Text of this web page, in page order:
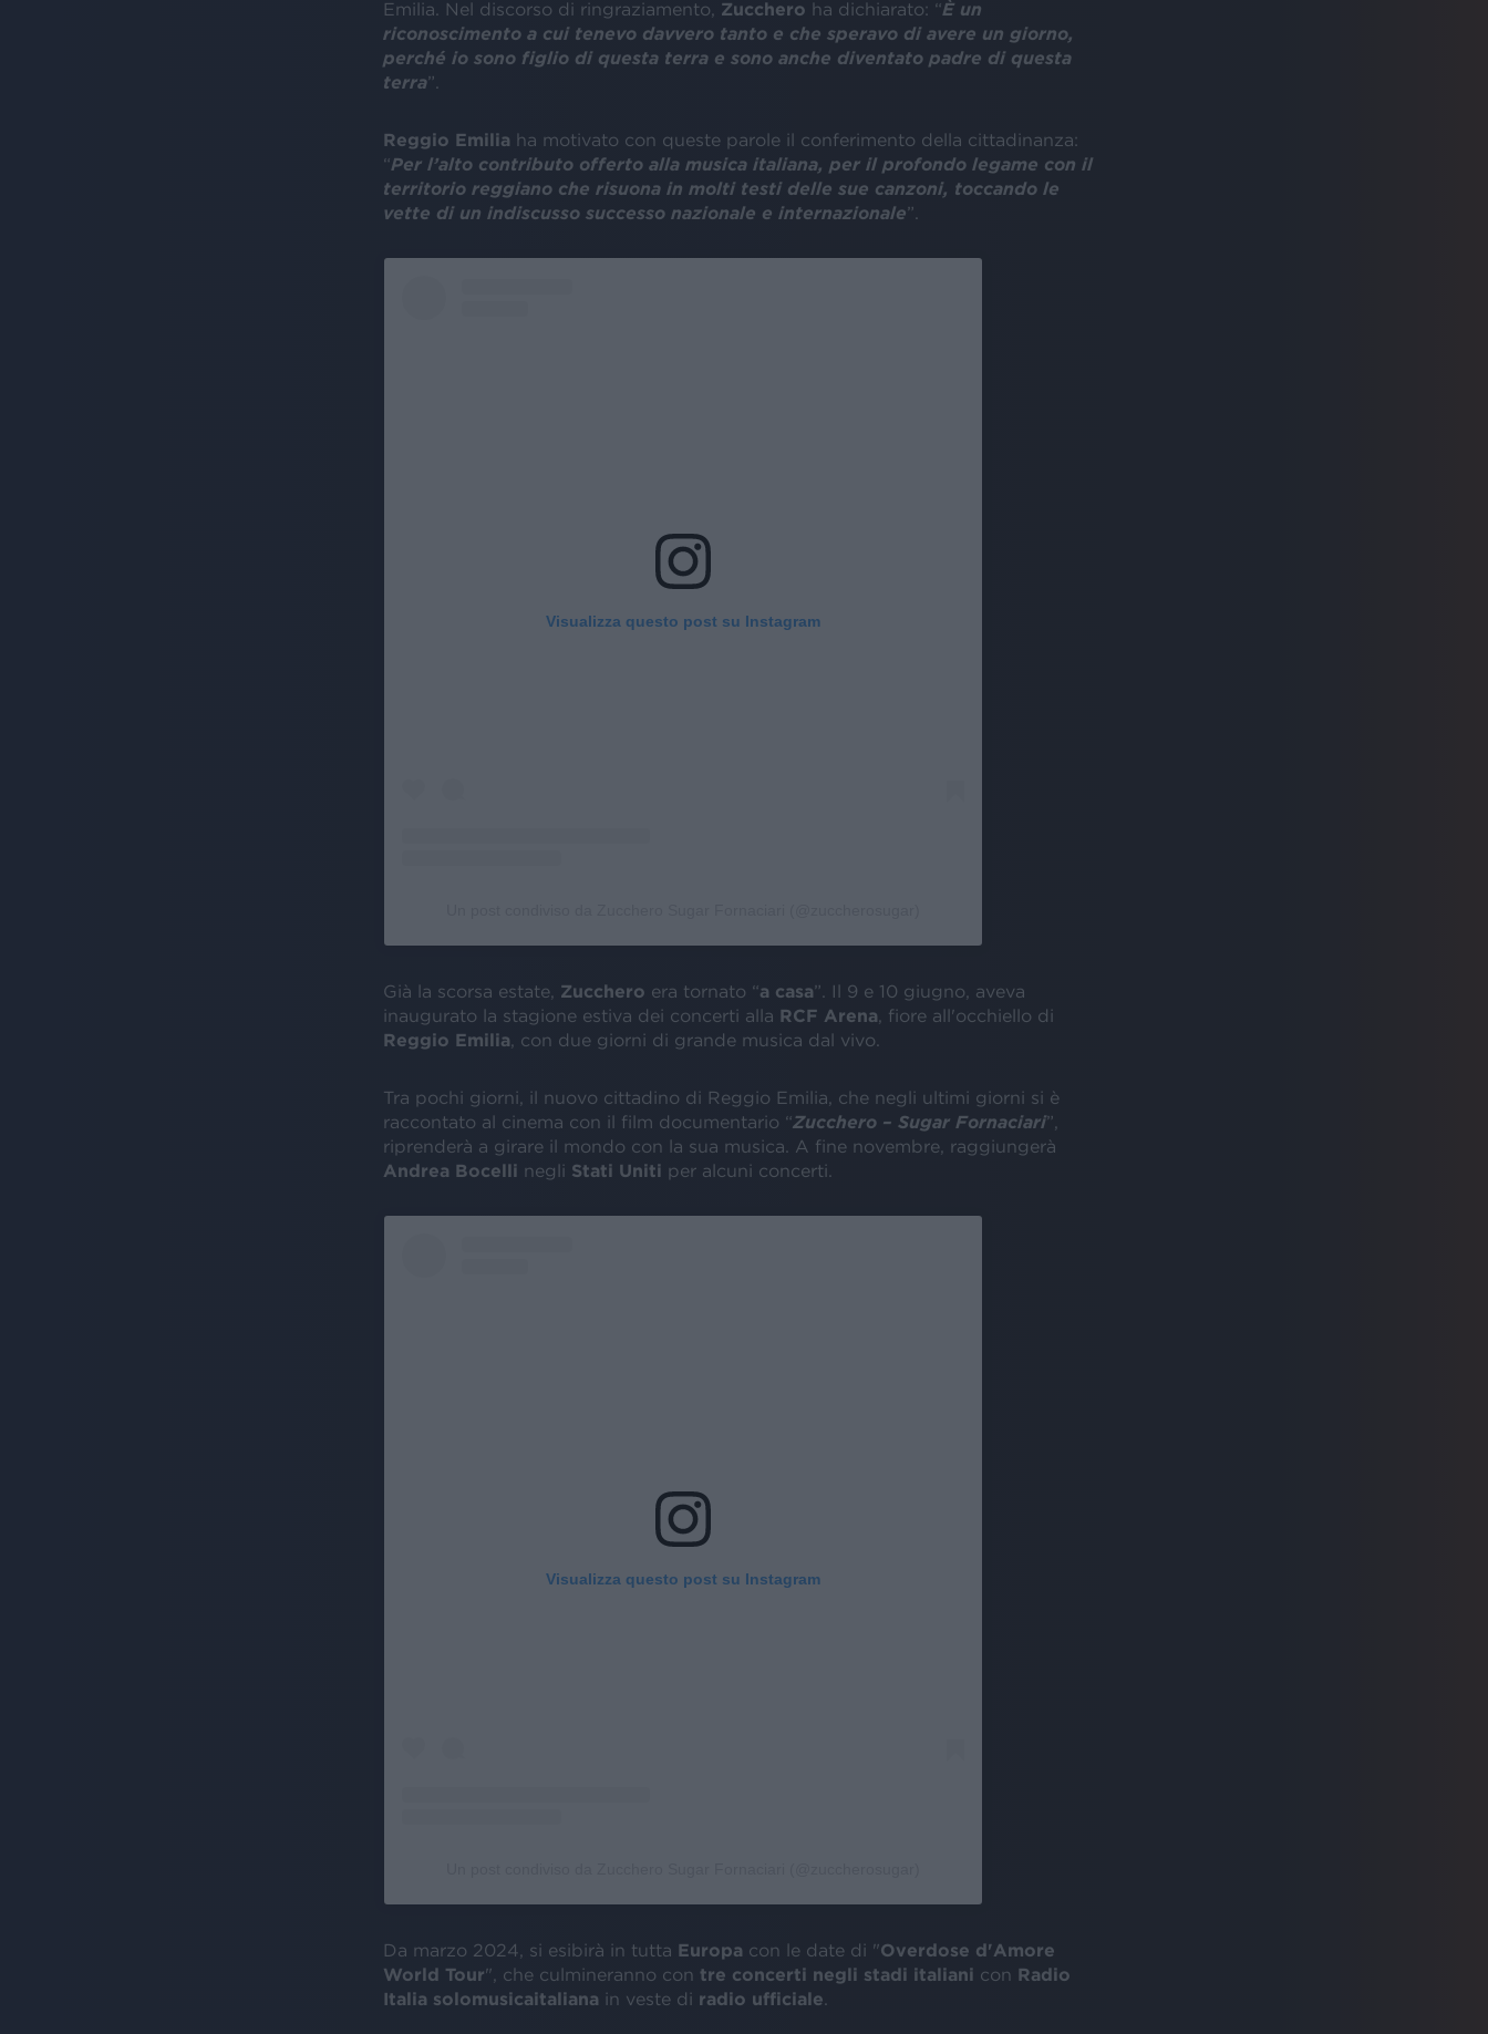
Emilia. Nel discorso di ringraziamento, Zucchero ha dichiarato: “È un
riconoscimento a cui tenevo davvero tanto e che speravo di avere un giorno,
perché io sono figlio di questa terra e sono anche diventato padre di questa
terra”.
Reggio Emilia ha motivato con queste parole il conferimento della cittadinanza:
“Per l’alto contributo offerto alla musica italiana, per il profondo legame con il
territorio reggiano che risuona in molti testi delle sue canzoni, toccando le
vette di un indiscusso successo nazionale e internazionale”.
Visualizza questo post su Instagram
Già la scorsa estate, Zucchero era tornato “a casa”. Il 9 e 10 giugno, aveva
inaugurato la stagione estiva dei concerti alla RCF Arena , fiore all'occhiello di
Reggio Emilia , con due giorni di grande musica dal vivo.
Tra pochi giorni, il nuovo cittadino di Reggio Emilia, che negli ultimi giorni si è
raccontato al cinema con il film documentario “Zucchero – Sugar Fornaciari”,
riprenderà a girare il mondo con la sua musica. A fine novembre, raggiungerà
Andrea Bocelli negli Stati Uniti per alcuni concerti.
Visualizza questo post su Instagram
Da marzo 2024, si esibirà in tutta Europa con le date di "Overdose d'Amore
World Tour", che culmineranno con tre concerti negli stadi italiani con Radio
Italia solomusicaitaliana in veste di radio ufficiale